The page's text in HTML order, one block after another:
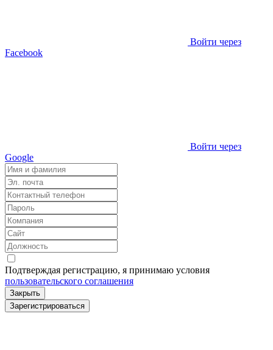
Войти через
Facebook
Войти через
Google
Подтверждая регистрацию, я принимаю условия
пользовательского соглашения
Закрыть
Зарегистрироваться